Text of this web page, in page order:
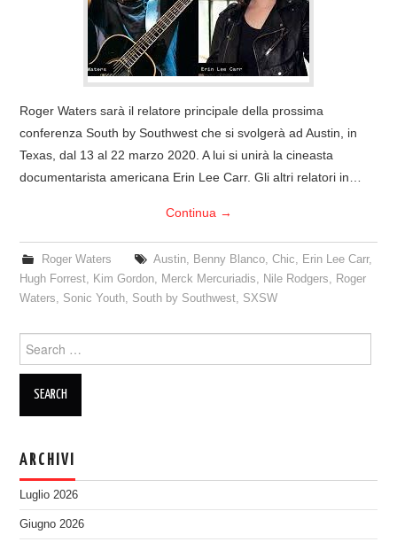
COVER & TRIBUTI
DISCOGRAFIA
LINKS
RELICS – SFALCI E RAMAGLIE
PINKFLOYDIANE
Roger Waters sarà il relatore principale della prossima
conferenza South by Southwest che si svolgerà ad Austin, in
Texas, dal 13 al 22 marzo 2020. A lui si unirà la cineasta
documentarista americana Erin Lee Carr. Gli altri relatori in…
Continua →
Roger Waters Austin, Benny Blanco, Chic, Erin Lee Carr,
Hugh Forrest, Kim Gordon, Merck Mercuriadis, Nile Rodgers, Roger
Waters, Sonic Youth, South by Southwest, SXSW
for:
ARCHIVI
Luglio 2026
Giugno 2026